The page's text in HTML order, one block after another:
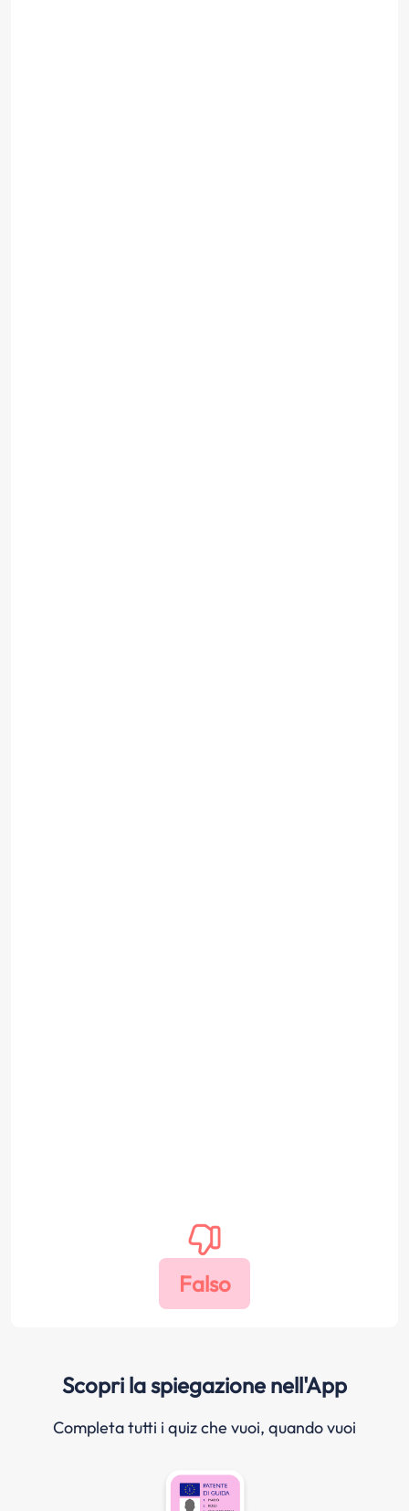
Scopri la spiegazione nell'App
Completa tutti i quiz che vuoi, quando vuoi